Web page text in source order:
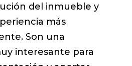
del inmueble y
más
Son una
interesante para